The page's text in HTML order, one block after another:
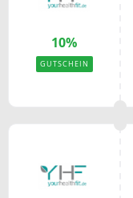
10%
GUTSCHEIN